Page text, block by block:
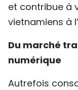
et contribue à
vietnamiens à
Du marché
numérique
Autrefois